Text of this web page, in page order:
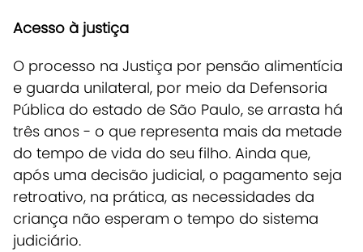
Acesso à justiça
O processo na Justiça por pensão alimentícia
e guarda unilateral, por meio da Defensoria
Pública do estado de São Paulo, se arrasta há
três anos - o que representa mais da metade
do tempo de vida do seu filho. Ainda que,
após uma decisão judicial, o pagamento seja
retroativo, na prática, as necessidades da
criança não esperam o tempo do sistema
judiciário.